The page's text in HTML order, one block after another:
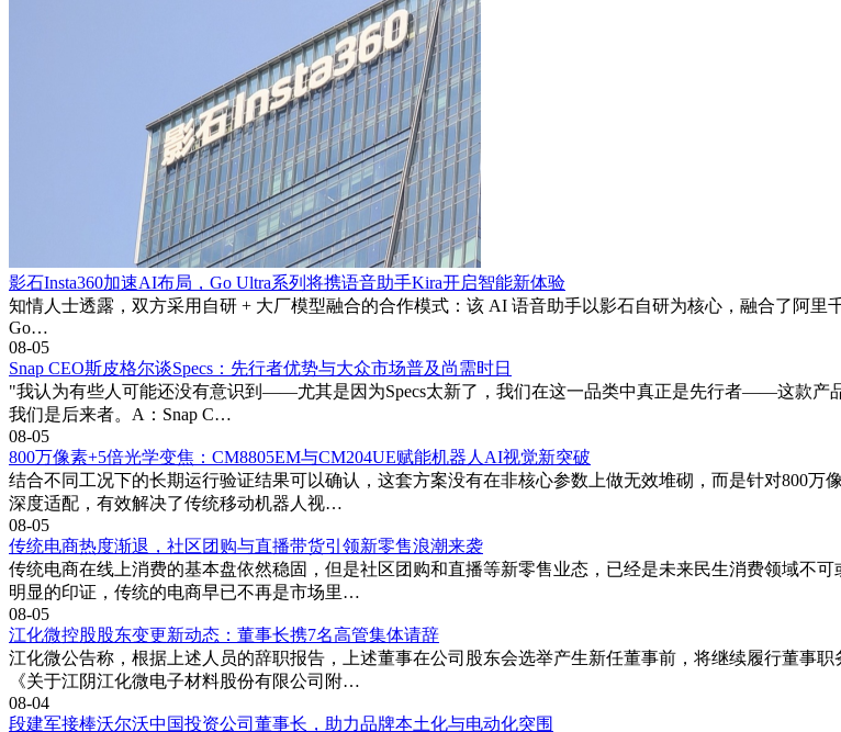
影石Insta360加速AI布局，Go Ultra系列将携语音助手Kira开启智能新体验
知情人士透露，双方采用自研 + 大厂模型融合的合作模式：该 AI 语音助手以影石自研为核心，融合了阿里
Go…
08-05
Snap CEO斯皮格尔谈Specs：先行者优势与大众市场普及尚需时日
"我认为有些人可能还没有意识到——尤其是因为Specs太新了，我们在这一品类中真正是先行者——这款产
我们是后来者。A：Snap C…
08-05
800万像素+5倍光学变焦：CM8805EM与CM204UE赋能机器人AI视觉新突破
结合不同工况下的长期运行验证结果可以确认，这套方案没有在非核心参数上做无效堆砌，而是针对800
深度适配，有效解决了传统移动机器人视…
08-05
传统电商热度渐退，社区团购与直播带货引领新零售浪潮来袭
传统电商在线上消费的基本盘依然稳固，但是社区团购和直播等新零售业态，已经是未来民生消费领域不
明显的印证，传统的电商早已不再是市场里…
08-05
江化微控股股东变更新动态：董事长携7名高管集体请辞
江化微公告称，根据上述人员的辞职报告，上述董事在公司股东会选举产生新任董事前，将继续履行董事
《关于江阴江化微电子材料股份有限公司附…
08-04
段建军接棒沃尔沃中国投资公司董事长，助力品牌本土化与电动化突围